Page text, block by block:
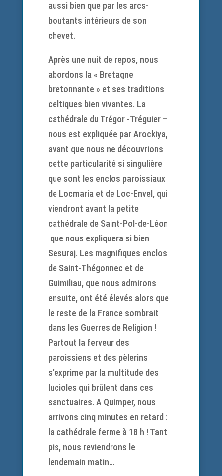
aussi bien que par les arcs-
boutants intérieurs de son
chevet.
Après une nuit de repos, nous
abordons la « Bretagne
bretonnante » et ses traditions
celtiques bien vivantes. La
cathédrale du Trégor -Tréguier –
nous est expliquée par Arockiya,
avant que nous ne découvrions
cette particularité si singulière
que sont les enclos paroissiaux
de Locmaria et de Loc-Envel, qui
viendront avant la petite
cathédrale de Saint-Pol-de-Léon
que nous expliquera si bien
Sesuraj. Les magnifiques enclos
de Saint-Thégonnec et de
Guimiliau, que nous admirons
ensuite, ont été élevés alors que
le reste de la France sombrait
dans les Guerres de Religion !
Partout la ferveur des
paroissiens et des pèlerins
s’exprime par la multitude des
lucioles qui brûlent dans ces
sanctuaires. A Quimper, nous
arrivons cinq minutes en retard :
la cathédrale ferme à 18 h ! Tant
pis, nous reviendrons le
lendemain matin…